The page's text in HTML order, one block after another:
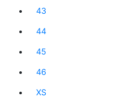
43
44
45
46
XS